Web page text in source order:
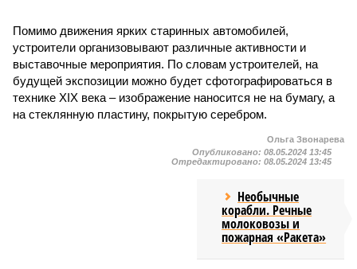
Помимо движения ярких старинных автомобилей,
устроители организовывают различные активности и
выставочные мероприятия. По словам устроителей, на
будущей экспозиции можно будет сфотографироваться в
технике XIX века – изображение наносится не на бумагу, а
на стеклянную пластину, покрытую серебром.
Ольга Звонарева
Опубликовано: 08.05.2024 13:45
Отредактировано: 08.05.2024 13:45
Необычные
корабли. Речные
молоковозы и
пожарная «Ракета»